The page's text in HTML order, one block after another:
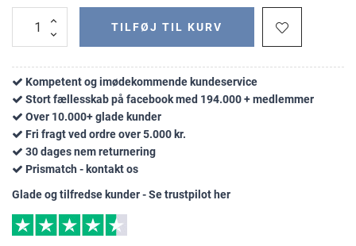
TILFØJ TIL KURV
Kompetent og imødekommende kundeservice
Stort fællesskab på facebook med 194.000 + medlemmer
Over 10.000+ glade kunder
Fri fragt ved ordre over 5.000 kr.
30 dages nem returnering
Prismatch - kontakt os
Glade og tilfredse kunder - Se trustpilot her